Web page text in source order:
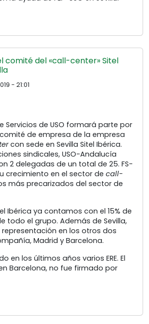
comité del «call-center» Sitel
- 21:01
Servicios de USO formará parte por
de empresa de la empresa
con sede en Sevilla Sitel Ibérica.
sindicales, USO-Andalucía
2 delegadas de un total de 25. FS-
crecimiento en el sector de call-
más precarizados del sector de
Ibérica ya contamos con el 15% de
todo el grupo. Además de Sevilla,
representación en los otros dos
Madrid y Barcelona.
en los últimos años varios ERE. El
Barcelona, no fue firmado por